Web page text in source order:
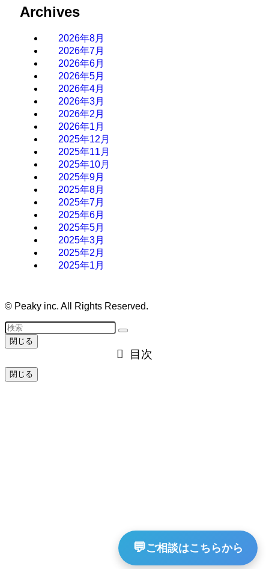
Archives
2026年8月
2026年7月
2026年6月
2026年5月
2026年4月
2026年3月
2026年2月
2026年1月
2025年12月
2025年11月
2025年10月
2025年9月
2025年8月
2025年7月
2025年6月
2025年5月
2025年3月
2025年2月
2025年1月
💬ご相談はこちらから
© Peaky inc. All Rights Reserved.
閉じる
目次
閉じる